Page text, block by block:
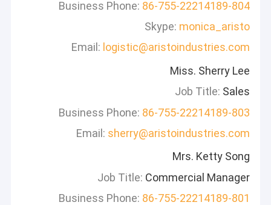
Business Phone: 86-755-22214189-804
Skype: monica_aristo
Email: logistic@aristoindustries.com
Miss. Sherry Lee
Job Title: Sales
Business Phone: 86-755-22214189-803
Email: sherry@aristoindustries.com
Mrs. Ketty Song
Job Title: Commercial Manager
Business Phone: 86-755-22214189-801